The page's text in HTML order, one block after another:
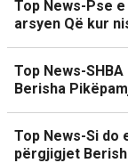
Top News-Pse
arsyen Që kur
Top News-
Berisha
Top News-Si do
përgjigjet